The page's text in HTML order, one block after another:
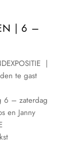
| 6 –
|
te gast
6 – zaterdag
en Janny